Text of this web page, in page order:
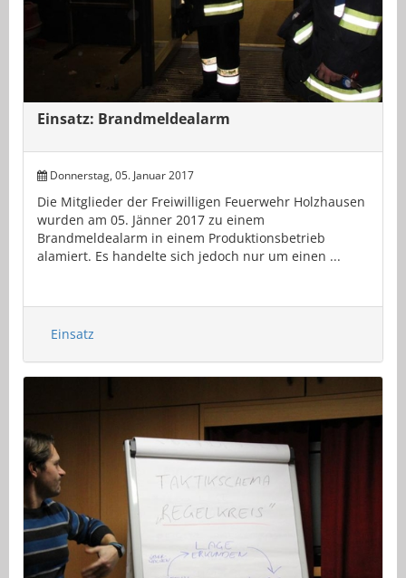
Einsatz: Brandmeldealarm
Donnerstag, 05. Januar 2017
Die Mitglieder der Freiwilligen Feuerwehr Holzhausen
wurden am 05. Jänner 2017 zu einem
Brandmeldealarm in einem Produktionsbetrieb
alamiert. Es handelte sich jedoch nur um einen ...
Einsatz